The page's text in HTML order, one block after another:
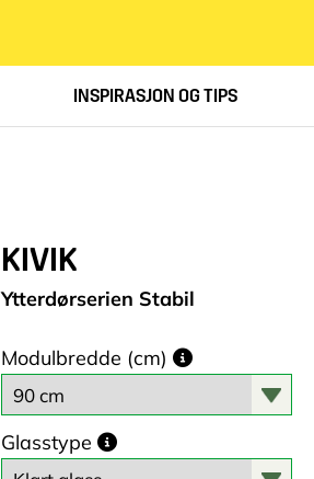
INSPIRASJON OG TIPS
KIVIK
Ytterdørserien Stabil
Modulbredde (cm)
Glasstype